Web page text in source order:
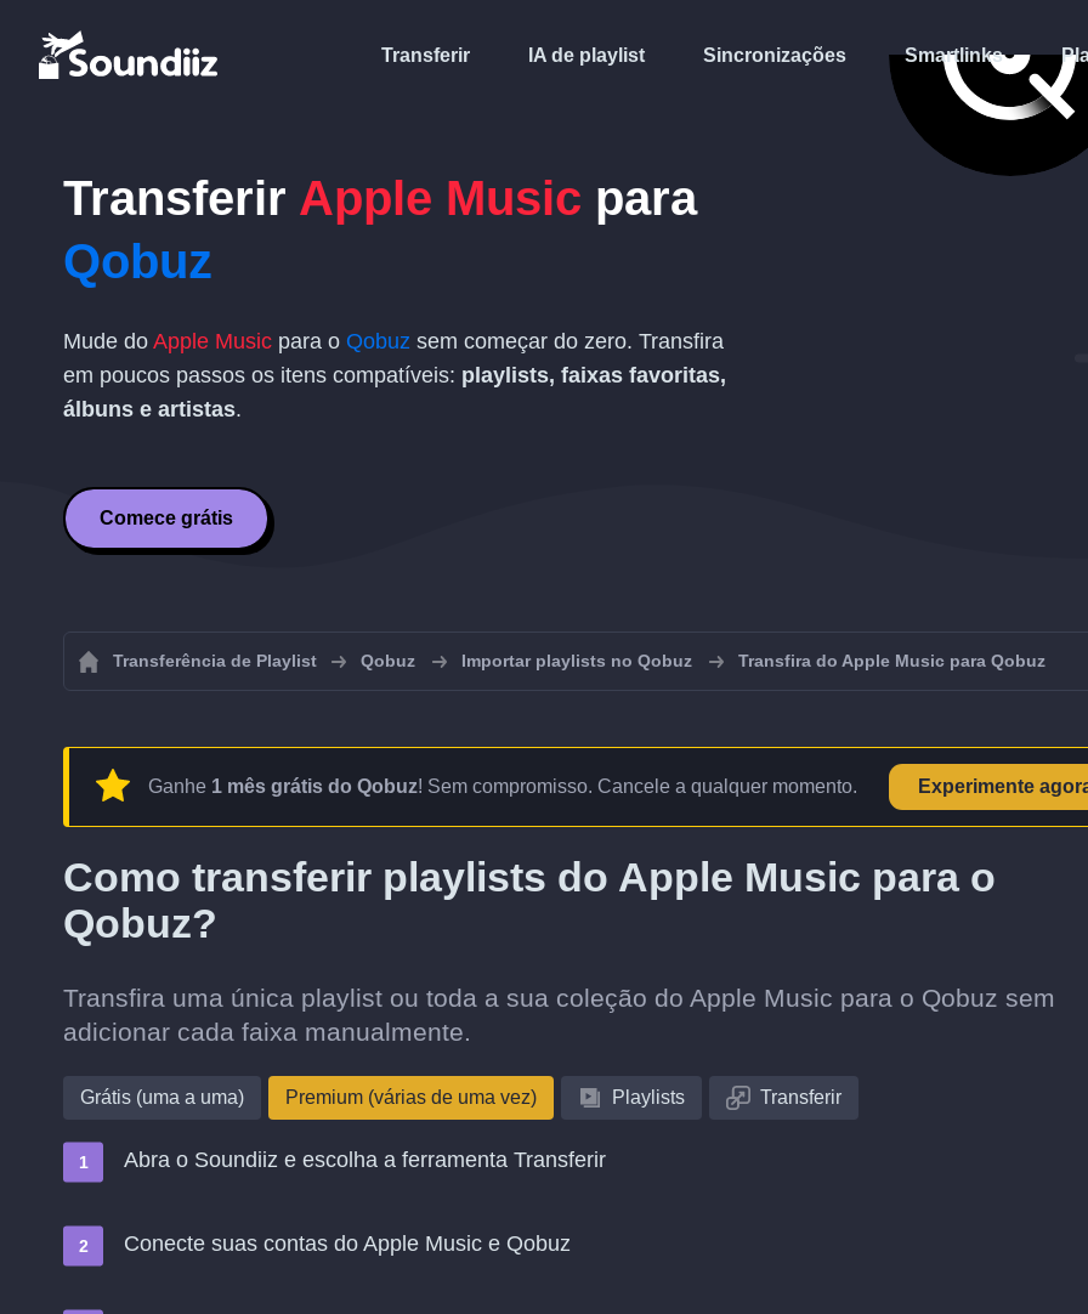
Transferir IA de playlist Sincronizações Smartlinks
Transferir Apple Music para
Qobuz
Mude do Apple Music para o Qobuz sem começar do zero. Transfira
em poucos passos os itens compatíveis: playlists, faixas favoritas,
álbuns e artistas.
Comece grátis
Transferência de Playlist Qobuz Importar playlists no Qobuz Transfira do Apple Music para Qobuz
Ganhe 1 mês grátis do Qobuz! Sem compromisso. Cancele a qualquer momento. Experimente
Como transferir playlists do Apple Music para o
Qobuz?
Transfira uma única playlist ou toda a sua coleção do Apple Music para o Qobuz sem
adicionar cada faixa manualmente.
Grátis (uma a uma) Premium (várias de uma vez) Playlists Transferir
Abra o Soundiiz e escolha a ferramenta Transferir
Conecte suas contas do Apple Music e Qobuz